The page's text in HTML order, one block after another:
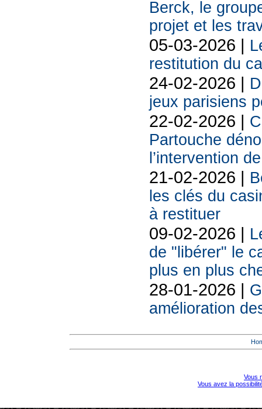
Berck, le
projet et les
05-03-2026 |
restitution du
24-02-2026 |
jeux parisiens
22-02-2026 |
Partouche
l’intervention
21-02-2026 |
les clés du
à restituer
09-02-2026 |
de "libérer" le
plus en plus
28-01-2026 |
amélioration
Vous
Vous avez la